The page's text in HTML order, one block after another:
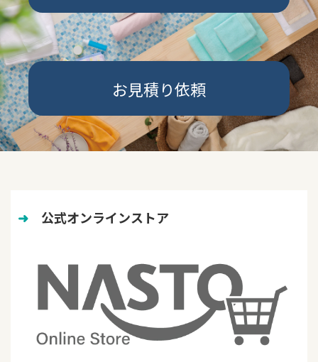
お見積り依頼
➜ 公式オンラインストア